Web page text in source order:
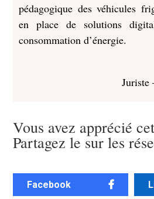
pédagogique des véhicules
en place de solutions
consommation d’énergie.
Juriste
Vous avez apprécié
Partagez le sur les
Facebook